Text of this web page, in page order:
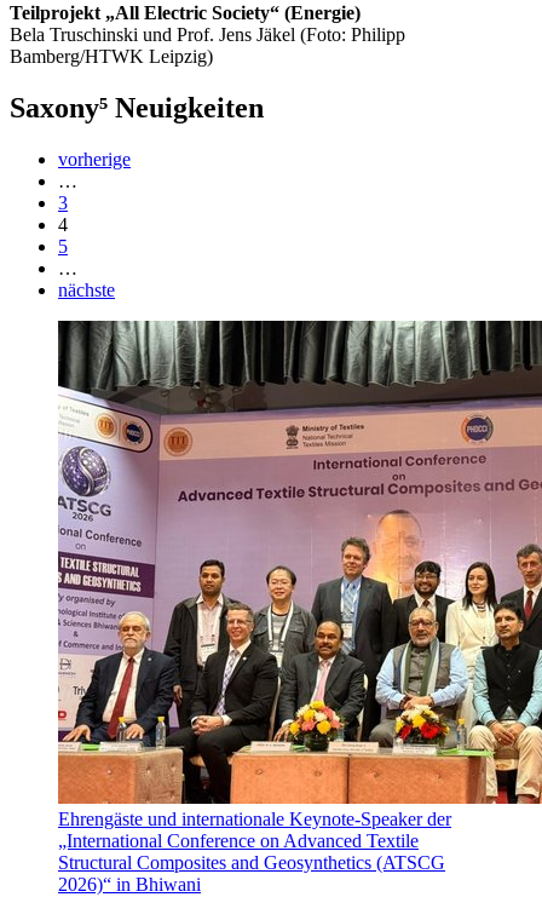
Teilprojekt „All Electric Society“ (Energie)
Bela Truschinski und Prof. Jens Jäkel (Foto: Philipp
Bamberg/HTWK Leipzig)
Saxony⁵ Neuigkeiten
vorherige
…
3
4
5
…
nächste
Ehrengäste und internationale Keynote-Speaker der
„International Conference on Advanced Textile
Structural Composites and Geosynthetics (ATSCG
2026)“ in Bhiwani